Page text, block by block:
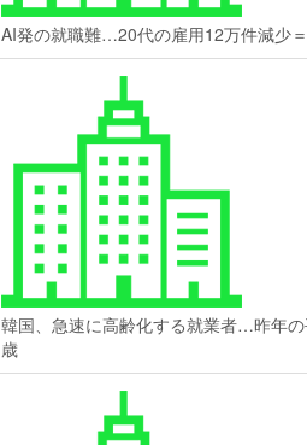
AI発の就職難…20代の雇用12万件減少
韓国、急速に高齢化する就業者…昨年の
歳